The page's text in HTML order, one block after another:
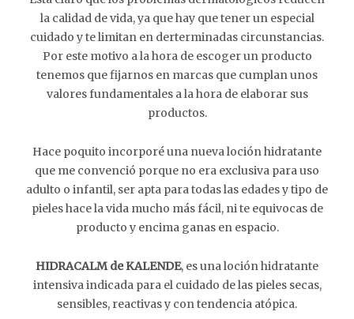
la calidad de vida, ya que hay que tener un especial
cuidado y te limitan en derterminadas circunstancias.
Por este motivo a la hora de escoger un producto
tenemos que fijarnos en marcas que cumplan unos
valores fundamentales a la hora de elaborar sus
productos.
Hace poquito incorporé una nueva loción hidratante
que me convenció porque no era exclusiva para uso
adulto o infantil, ser apta para todas las edades y tipo de
pieles hace la vida mucho más fácil, ni te equivocas de
producto y encima ganas en espacio.
HIDRACALM de KALENDE, es una loción hidratante
intensiva indicada para el cuidado de las pieles secas,
sensibles, reactivas y con tendencia atópica.